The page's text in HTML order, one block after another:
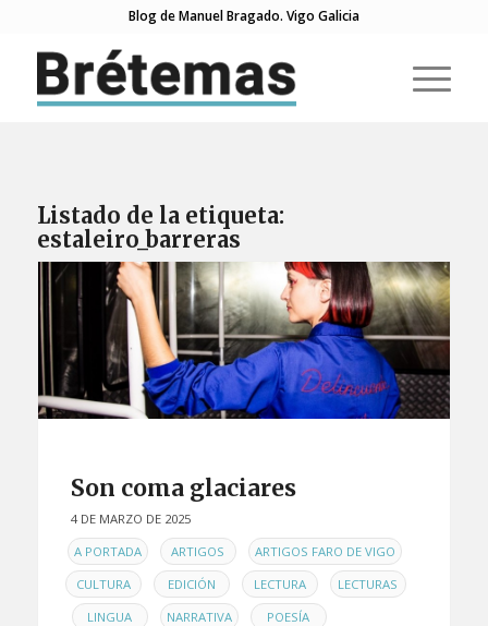
Blog de Manuel Bragado. Vigo Galicia
Listado de la etiqueta:
estaleiro_barreras
Son coma glaciares
4 DE MARZO DE 2025
ENA PORTADA , ARTIGOS , ARTIGOS FARO DE VIGO ,
CULTURA , EDICIÓN , LECTURA ,
LECTURAS
LINGUA , NARRATIVA , POESÍA ,